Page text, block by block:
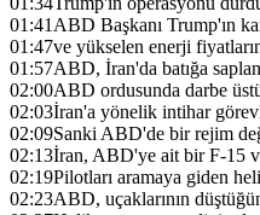
01:41ABD Başkanı Trump'ın
01:47ve yükselen enerji
01:57ABD, İran'da batığa
02:00ABD ordusunda darbe
02:03İran'a yönelik intihar
02:09Sanki ABD'de bir rejim
02:13İran, ABD'ye ait bir F-15
02:19Pilotları aramaya giden
02:23ABD, uçaklarının